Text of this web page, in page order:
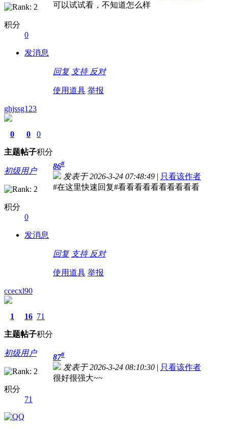
积分
0
发消息
可以试试看，不知道怎么样
回复 支持 反对
使用道具 举报
ghjssg123
0
主题
0
帖子
0
积分
初级用户
积分
0
发消息
86#
发表于 2026-3-24 07:48:49 | 只看该作者
#在这里快速回复#看看看看看看看看看看
回复 支持 反对
使用道具 举报
ccecxl90
1
主题
16
帖子
71
积分
初级用户
积分
71
87#
发表于 2026-3-24 08:10:30 | 只看该作者
很好很强大~~